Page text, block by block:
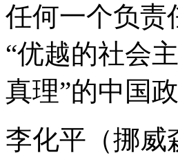
任何一个负责
“优越的社会
真理”的中国
李化平（挪威